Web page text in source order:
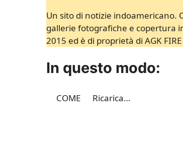
Un sito di notizie indoamericano.
gallerie fotografiche e copertura
2015 ed è di proprietà di AGK
In questo modo:
COME Ricarica…